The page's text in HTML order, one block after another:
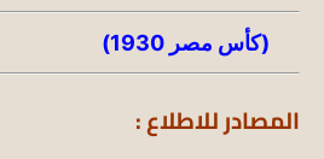
(كأس مصر 1930)
المصادر للاطلاع :